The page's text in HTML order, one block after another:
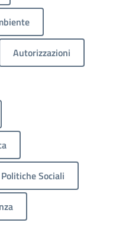
Autorizzazioni
Politiche Sociali